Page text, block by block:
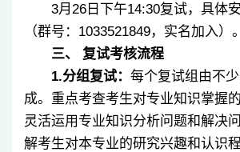
3月 26 日下午14:30复试，具体
（群号： 1033521849，实名加入）。
三、 复试考核流程
1.分组复试： 每个复试组由不
成。重点考查考生对专业知识掌握
灵活运用专业知识分析问题和解决
解考生对本专业的研究兴趣和认识